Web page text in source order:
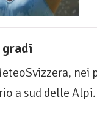
a sud delle Alpi.